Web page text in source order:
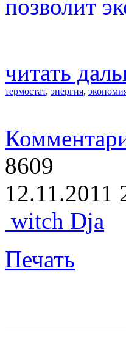
позволит
читать
термостат, энергия,
8609
12.11.2011
witch Dja
Печать